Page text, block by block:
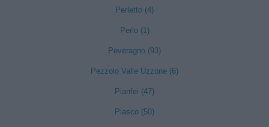
Perletto (4)
Perlo (1)
Peveragno (93)
Pezzolo Valle Uzzone (6)
Pianfei (47)
Piasco (50)